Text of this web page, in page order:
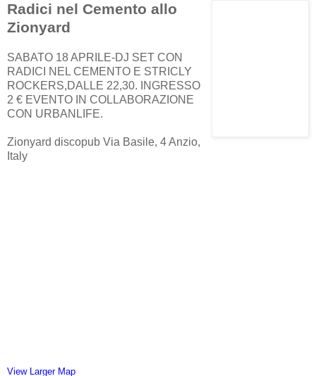
Radici nel Cemento allo
Zionyard
SABATO 18 APRILE-DJ SET CON
RADICI NEL CEMENTO E STRICLY
ROCKERS,DALLE 22,30. INGRESSO
2 € EVENTO IN COLLABORAZIONE
CON URBANLIFE.
Zionyard discopub Via Basile, 4 Anzio,
Italy
View Larger Map